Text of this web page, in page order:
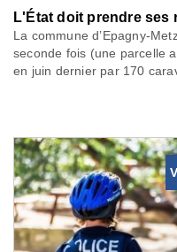
L'État doit prendre ses
La commune d’Epagny-
seconde fois (une parcelle
en juin dernier par 170